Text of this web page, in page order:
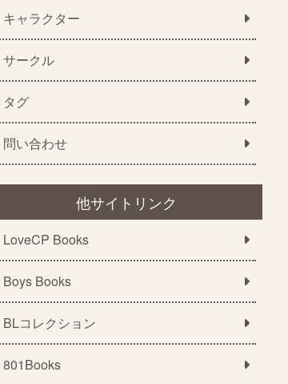
キャラクター
サークル
タグ
問い合わせ
他サイトリンク
LoveCP Books
Boys Books
BLコレクション
801Books